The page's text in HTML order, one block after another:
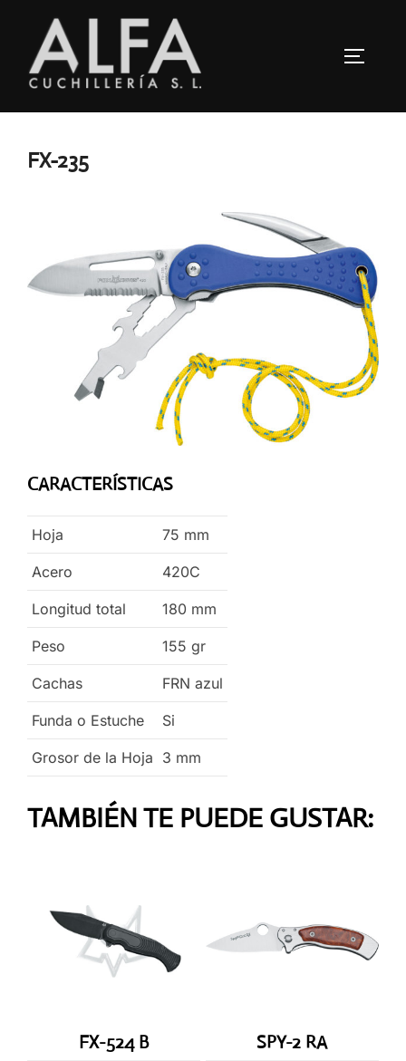
contenido
FX-235
CARACTERÍSTICAS
Hoja 75 mm
Acero 420C
Longitud total 180 mm
Peso 155 gr
Cachas FRN azul
Funda o Estuche Si
Grosor de la Hoja 3 mm
TAMBIÉN TE PUEDE GUSTAR:
FX-524 B SPY-2 RA